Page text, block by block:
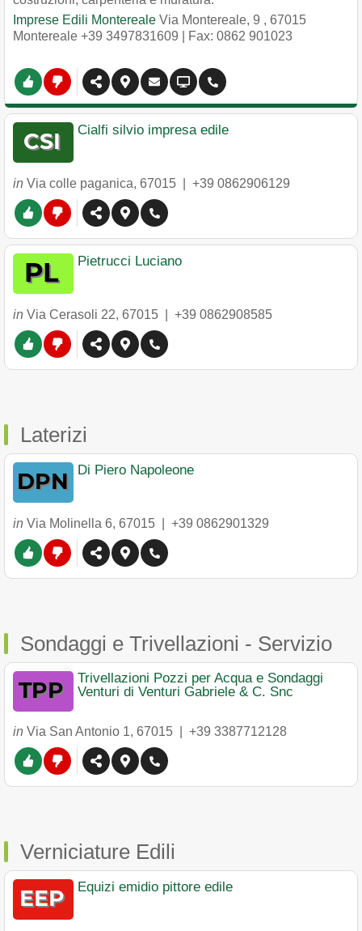
Imprese Edili Montereale Via Montereale, 9 , 67015
Montereale +39 3497831609 | Fax: 0862 901023
Cialfi silvio impresa edile
in Via colle paganica, 67015 +39 0862906129
Pietrucci Luciano
in Via Cerasoli 22, 67015 +39 0862908585
Laterizi
Di Piero Napoleone
in Via Molinella 6, 67015 +39 0862901329
Sondaggi e Trivellazioni - Servizio
Trivellazioni Pozzi per Acqua e Sondaggi
Venturi di Venturi Gabriele & C. Snc
in Via San Antonio 1, 67015 +39 3387712128
Verniciature Edili
Equizi emidio pittore edile